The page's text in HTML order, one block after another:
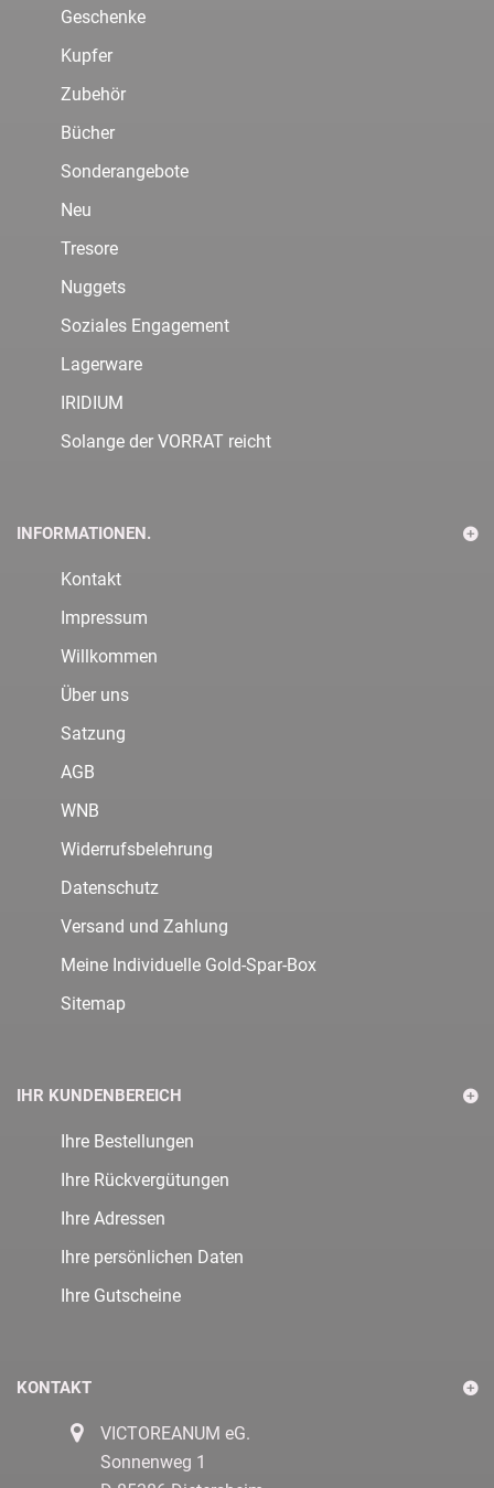
Geschenke
Kupfer
Zubehör
Bücher
Sonderangebote
Neu
Tresore
Nuggets
Soziales Engagement
Lagerware
IRIDIUM
Solange der VORRAT reicht
INFORMATIONEN.
Kontakt
Impressum
Willkommen
Über uns
Satzung
AGB
WNB
Widerrufsbelehrung
Datenschutz
Versand und Zahlung
Meine Individuelle Gold-Spar-Box
Sitemap
IHR KUNDENBEREICH
Ihre Bestellungen
Ihre Rückvergütungen
Ihre Adressen
Ihre persönlichen Daten
Ihre Gutscheine
KONTAKT
VICTOREANUM eG.
Sonnenweg 1